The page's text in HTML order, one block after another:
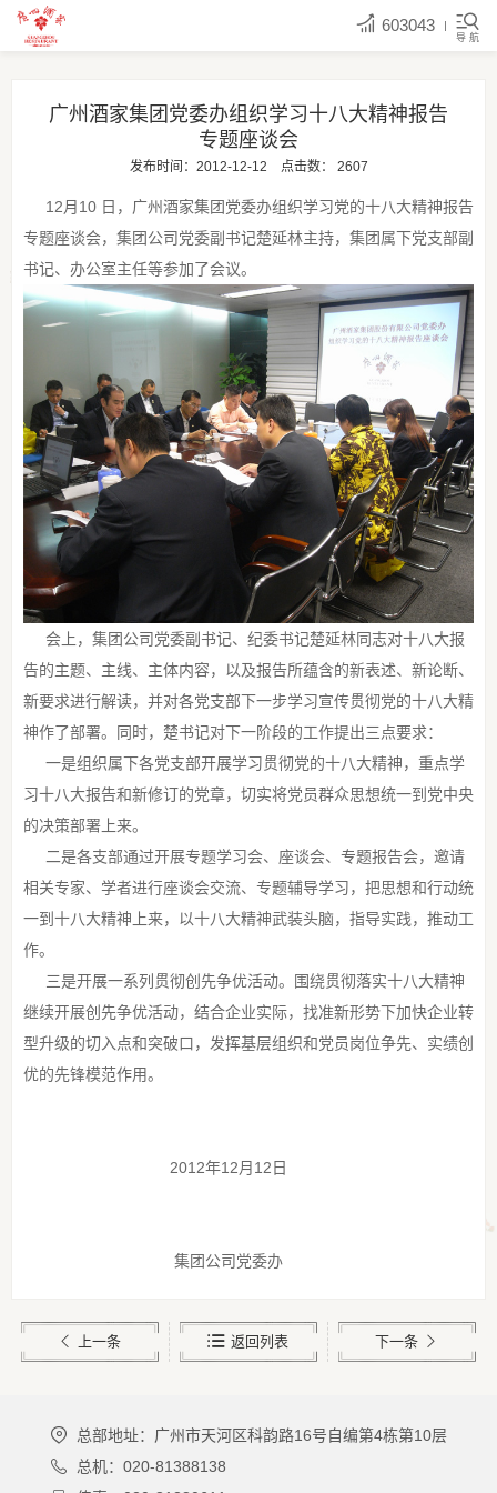
603043
导 航
广州酒家集团党委办组织学习十八大精神报告
专题座谈会
发布时间：2012-12-12 点击数： 2607
12月10 日，广州酒家集团党委办组织学习党的十八大精神报告
专题座谈会，集团公司党委副书记楚延林主持，集团属下党支部副
书记、办公室主任等参加了会议。
会上，集团公司党委副书记、纪委书记楚延林同志对十八大报
告的主题、主线、主体内容，以及报告所蕴含的新表述、新论断、
新要求进行解读，并对各党支部下一步学习宣传贯彻党的十八大精
神作了部署。同时，楚书记对下一阶段的工作提出三点要求：
一是组织属下各党支部开展学习贯彻党的十八大精神，重点学
习十八大报告和新修订的党章，切实将党员群众思想统一到党中央
的决策部署上来。
二是各支部通过开展专题学习会、座谈会、专题报告会，邀请
相关专家、学者进行座谈会交流、专题辅导学习，把思想和行动统
一到十八大精神上来，以十八大精神武装头脑，指导实践，推动工
作。
三是开展一系列贯彻创先争优活动。围绕贯彻落实十八大精神
继续开展创先争优活动，结合企业实际，找准新形势下加快企业转
型升级的切入点和突破口，发挥基层组织和党员岗位争先、实绩创
优的先锋模范作用。
2012年12月12日
集团公司党委办
上一条 返回列表 下一条
总部地址：广州市天河区科韵路16号自编第4栋第10层
总机：020-81388138